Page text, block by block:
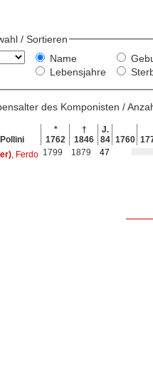
/ Sortieren
Name
Lebensjahre
des Komponisten /
*
1762
†
1846
J.
84 1760
, Ferdo 1799 1879 47